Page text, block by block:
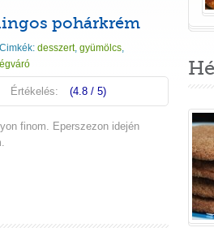
pohárkrém
Cimkék: desszert, gyümölcs,
Értékelés: (4.8 / 5)
finom. Eperszezon idején